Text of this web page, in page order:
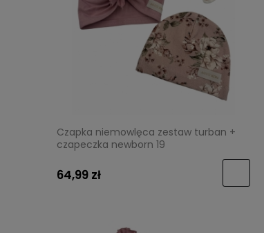
Czapka niemowlęca zestaw turban +
czapeczka newborn 19
64,99 zł